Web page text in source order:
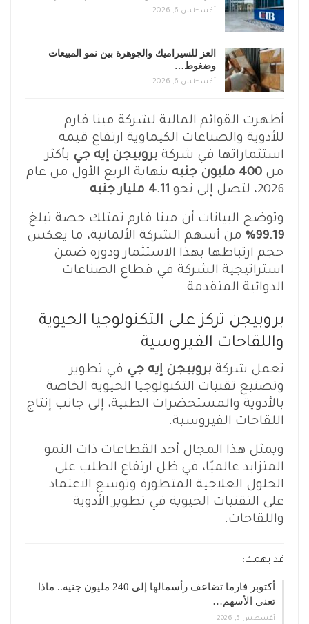
أغسطس 6, 2026
العز للسيراميك والجوهرة بين نمو المبيعات
وضغوط…
أغسطس 6, 2026
أظهرت القوائم المالية لشركة مينا فارم
للأدوية والصناعات الكيماوية ارتفاع قيمة
استثماراتها في شركة بروبيجن إيه جي بأكثر
من 400 مليون جنيه
بنهاية الربع الأول من عام
2026، لتصل إلى نحو
4.11 مليار جنيه .
وتوضح البيانات أن مينا فارم تمتلك حصة تبلغ
99.19%
من أسهم الشركة الألمانية، ما يعكس
حجم ارتباطها بهذا الاستثمار ودوره ضمن
استراتيجية الشركة في قطاع الصناعات
الدوائية المتقدمة.
بروبيجن تركز على التكنولوجيا الحيوية
واللقاحات الفيروسية
تعمل شركة بروبيجن إيه جي في تطوير
وتصنيع تقنيات التكنولوجيا الحيوية الخاصة
بالأدوية والمستحضرات الطبية، إلى جانب إنتاج
اللقاحات الفيروسية.
ويمثل هذا المجال أحد القطاعات ذات النمو
المتزايد عالميًا، في ظل ارتفاع الطلب على
الحلول العلاجية المتطورة وتوسع الاعتماد
على التقنيات الحيوية في تطوير الأدوية
واللقاحات.
قد يهمك:
أكتوبر فارما تضاعف رأسمالها إلى 240 مليون جنيه.. ماذا
تعني الأسهم…
أغسطس 5, 2026